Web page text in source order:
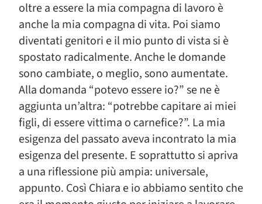
oltre a essere la mia compagna di lavoro è
anche la mia compagna di vita. Poi siamo
diventati genitori e il mio punto di vista si è
spostato radicalmente. Anche le domande
sono cambiate, o meglio, sono aumentate.
Alla domanda “potevo essere io?” se ne è
aggiunta un’altra: “potrebbe capitare ai miei
figli, di essere vittima o carnefice?”. La mia
esigenza del passato aveva incontrato la mia
esigenza del presente. E soprattutto si apriva
a una riflessione più ampia: universale,
appunto. Così Chiara e io abbiamo sentito che